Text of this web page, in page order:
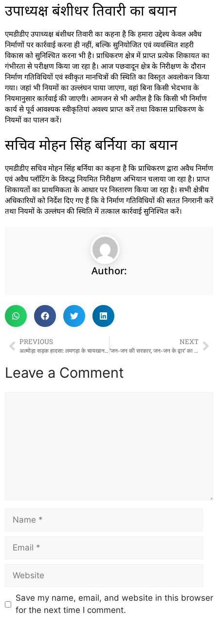
उपाध्यक्ष बंशीधर तिवारी का बयान
एमडीडीए उपाध्यक्ष बंशीधर तिवारी का कहना है कि हमारा उद्देश्य केवल अवैध
निर्माणों पर कार्रवाई करना ही नहीं, बल्कि सुनियोजित एवं व्यवस्थित शहरी
विकास को सुनिश्चित करना भी है। प्राधिकरण क्षेत्र में प्राप्त प्रत्येक शिकायत का
गंभीरता से परीक्षण किया जा रहा है। आज पछवादून क्षेत्र के निरीक्षण के दौरान
निर्माण गतिविधियों एवं स्वीकृत मानचित्रों की स्थिति का विस्तृत अवलोकन किया
गया। जहां भी नियमों का उल्लंघन पाया जाएगा, वहां बिना किसी भेदभाव के
नियमानुसार कार्रवाई की जाएगी। आमजन से भी अपील है कि किसी भी निर्माण
कार्य से पूर्व आवश्यक स्वीकृतियां अवश्य प्राप्त करें तथा विकास प्राधिकरण के
नियमों का पालन करें।
सचिव मोहन सिंह बर्निया का बयान
एमडीडीए सचिव मोहन सिंह बर्निया का कहना है कि प्राधिकरण द्वारा अवैध निर्माण
एवं अवैध प्लॉटिंग के विरुद्ध नियमित निरीक्षण अभियान चलाया जा रहा है। प्राप्त
शिकायतों का प्राथमिकता के आधार पर निस्तारण किया जा रहा है। सभी क्षेत्रीय
अधिकारियों को निर्देश दिए गए हैं कि वे निर्माण गतिविधियों की सतत निगरानी करें
तथा नियमों के उल्लंघन की स्थिति में तत्काल कार्रवाई सुनिश्चित करें।
Author:
PREVIOUS
अल्मोड़ा सड़क हादसा: लमगड़ा के चायखान के पास खाई में गिरी कार, 4 की मौत, 2 गंभीर घायल
NEXT
‘जन-जन की सरकार, जन-जन के द्वार’ का दूसरा चरण शुरू, 15 दिन में होंगे हजारों शिकायतों का निस्तारण
Leave a Comment
Save my name, email, and website in this browser
for the next time I comment.